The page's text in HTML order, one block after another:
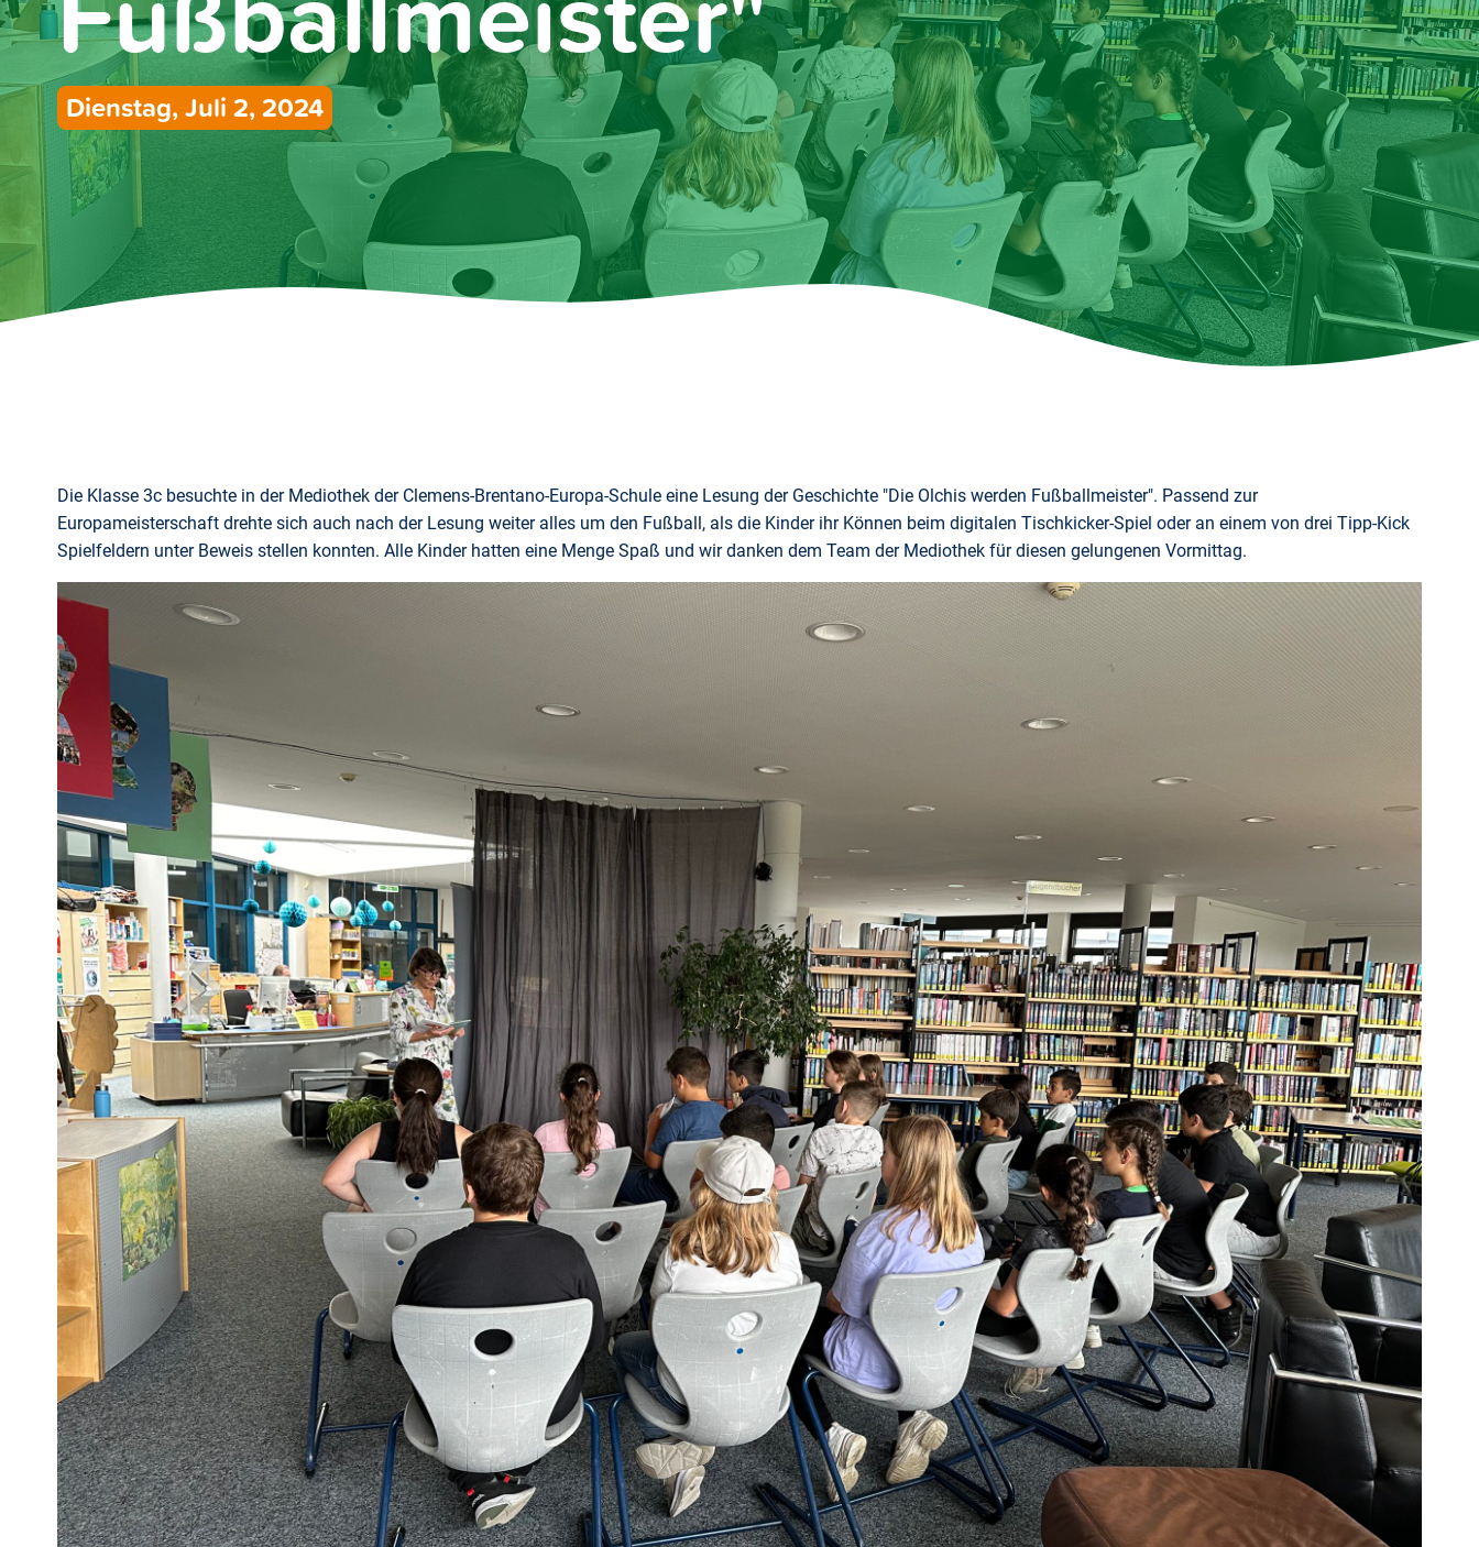
Dienstag, Juli 2, 2024
Die Klasse 3c besuchte in der Mediothek der Clemens-Brentano-Europa-Schule eine Lesung der Geschichte "Die Olchis werden Fußballmeister". Passend zur
Europameisterschaft drehte sich auch nach der Lesung weiter alles um den Fußball, als die Kinder ihr Können beim digitalen Tischkicker-Spiel oder an einem von drei Tipp-Kick
Spielfeldern unter Beweis stellen konnten. Alle Kinder hatten eine Menge Spaß und wir danken dem Team der Mediothek für diesen gelungenen Vormittag.